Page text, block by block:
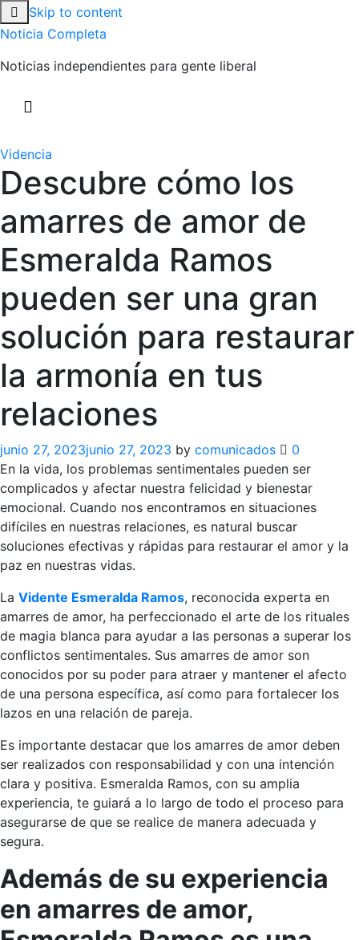
Skip to content
Noticia Completa
Noticias independientes para gente liberal
Videncia
Descubre cómo los
amarres de amor de
Esmeralda Ramos
pueden ser una gran
solución para restaurar
la armonía en tus
relaciones
junio 27, 2023junio 27, 2023 by comunicados
0
En la vida, los problemas sentimentales pueden ser
complicados y afectar nuestra felicidad y bienestar
emocional. Cuando nos encontramos en situaciones
difíciles en nuestras relaciones, es natural buscar
soluciones efectivas y rápidas para restaurar el amor y la
paz en nuestras vidas.
La Vidente Esmeralda Ramos, reconocida experta en
amarres de amor, ha perfeccionado el arte de los rituales
de magia blanca para ayudar a las personas a superar los
conflictos sentimentales. Sus amarres de amor son
conocidos por su poder para atraer y mantener el afecto
de una persona específica, así como para fortalecer los
lazos en una relación de pareja.
Es importante destacar que los amarres de amor deben
ser realizados con responsabilidad y con una intención
clara y positiva. Esmeralda Ramos, con su amplia
experiencia, te guiará a lo largo de todo el proceso para
asegurarse de que se realice de manera adecuada y
segura.
Además de su experiencia
en amarres de amor,